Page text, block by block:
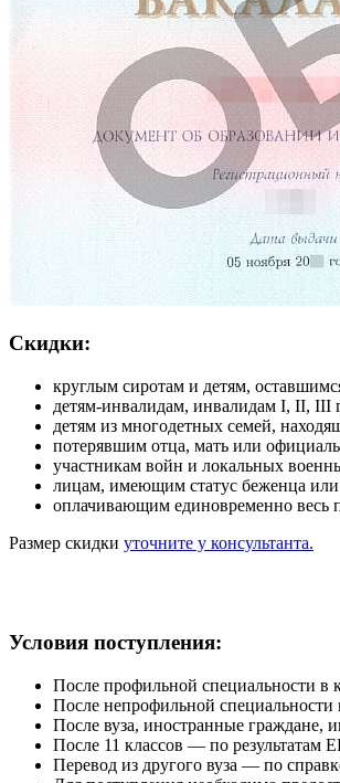
Скидки:
круглым сиротам и детям,
детям-инвалидам, инвалидам I, II, III
детям из многодетных семей,
потерявшим отца, мать или
участникам войн и локальных
лицам, имеющим статус беженца
оплачивающим единовременно весь
Размер скидки уточните у консультанта.
Условия поступления:
После профильной специальности
После непрофильной
После вуза, иностранные
После 11 классов — по результатам
Перевод из другого вуза — по